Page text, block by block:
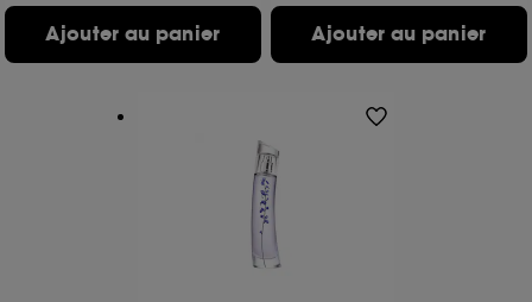
Ajouter au panier Ajouter au panier